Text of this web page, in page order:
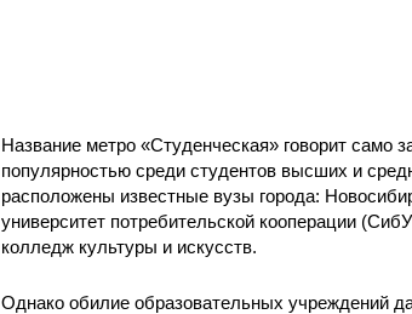
Название метро «Студенческая» говорит
популярностью среди студентов высших и
расположены известные вузы города:
университет потребительской кооперации
колледж культуры и искусств.
Однако обилие образовательных учреждений